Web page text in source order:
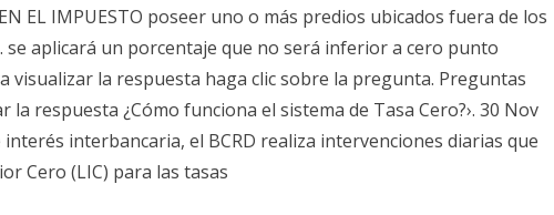
EL IMPUESTO poseer uno o más predios ubicados fuera de los
se aplicará un porcentaje que no será inferior a cero punto
visualizar la respuesta haga clic sobre la pregunta. Preguntas
la respuesta ¿Cómo funciona el sistema de Tasa Cero?›. 30 Nov
interés interbancaria, el BCRD realiza intervenciones diarias que
Cero (LIC) para las tasas